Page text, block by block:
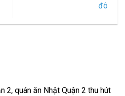
đô
2, quán ăn Nhật Quận 2 thu hút